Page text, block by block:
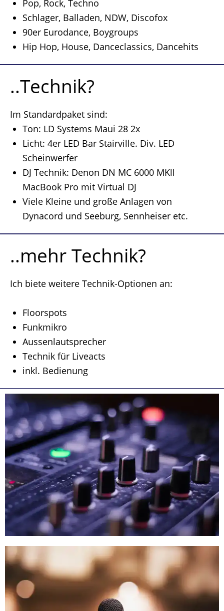
Pop, Rock, Techno
Schlager, Balladen, NDW, Discofox
90er Eurodance, Boygroups
Hip Hop, House, Danceclassics, Dancehits
..Technik?
Im Standardpaket sind:
Ton: LD Systems Maui 28 2x
Licht: 4er LED Bar Stairville. Div. LED
Scheinwerfer
DJ Technik: Denon DN MC 6000 MKll
MacBook Pro mit Virtual DJ
Viele Kleine und große Anlagen von
Dynacord und Seeburg, Sennheiser etc.
..mehr Technik?
Ich biete weitere Technik-Optionen an:
Floorspots
Funkmikro
Aussenlautsprecher
Technik für Liveacts
inkl. Bedienung